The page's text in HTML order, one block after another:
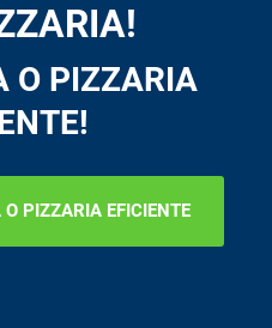
O PIZZARIA
PIZZARIA EFICIENTE